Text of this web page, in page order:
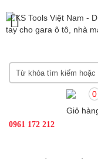
0961 172 212
0
Giỏ